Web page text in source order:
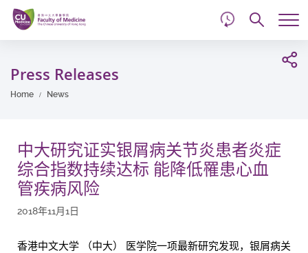
Skip
main
content
Press Releases
Home News
中大研究证实银屑病关节炎患者炎症
综合指数持续达标 能降低罹患心血
管疾病风险
2018年11月1日
香港中文大学 （中大） 医学院一项最新研究发现，银屑病关